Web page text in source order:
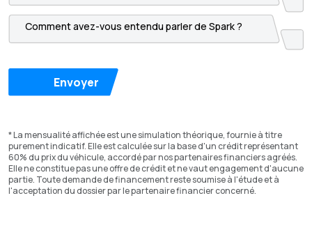
Envoyer
* La mensualité affichée est une simulation théorique, fournie à titre
purement indicatif. Elle est calculée sur la base d'un crédit représentant
60% du prix du véhicule, accordé par nos partenaires financiers agréés.
Elle ne constitue pas une offre de crédit et ne vaut engagement d'aucune
partie. Toute demande de financement reste soumise à l'étude et à
l'acceptation du dossier par le partenaire financier concerné.